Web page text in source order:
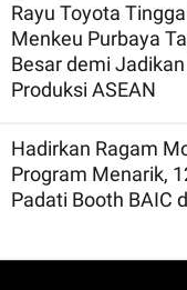
Rayu Toyota
Menkeu Purbaya
Besar demi
Produksi ASEAN
Hadirkan Ragam
Program Menarik,
Padati Booth BAIC